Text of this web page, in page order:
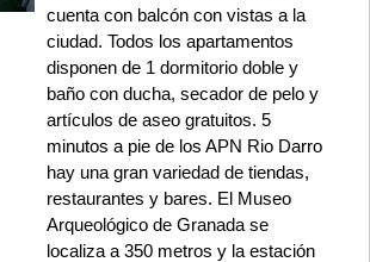
cuenta con balcón con vistas a la
ciudad. Todos los apartamentos
disponen de 1 dormitorio doble y
baño con ducha, secador de pelo y
artículos de aseo gratuitos. 5
minutos a pie de los APN Rio Darro
hay una gran variedad de tiendas,
restaurantes y bares. El Museo
Arqueológico de Granada se
localiza a 350 metros y la estación